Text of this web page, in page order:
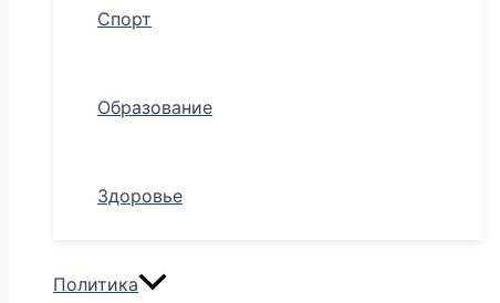
Спорт
Образование
Здоровье
Политика